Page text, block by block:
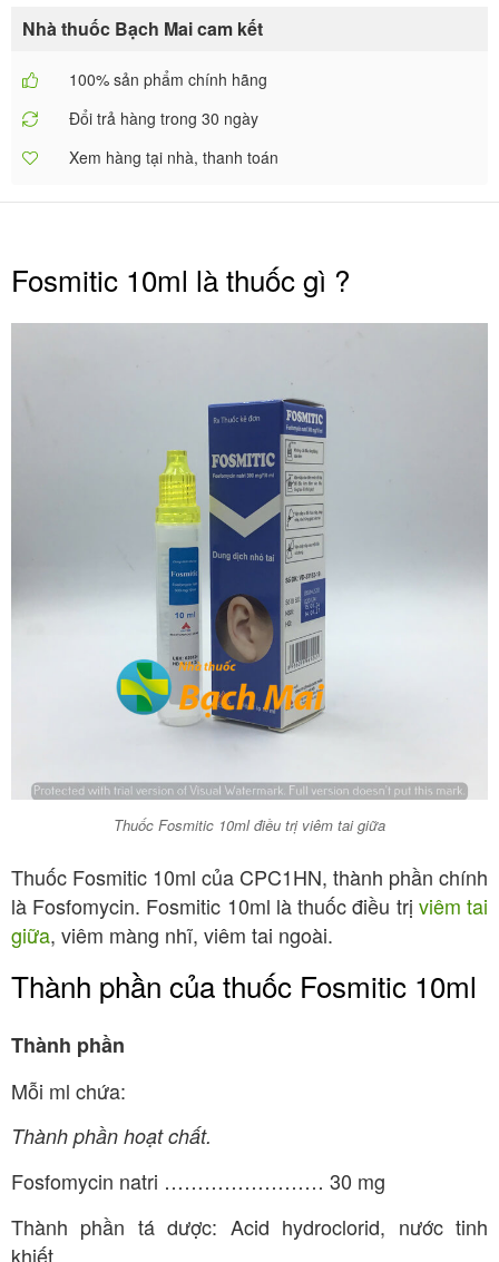
Nhà thuốc Bạch Mai cam kết
100% sản phẩm chính hãng
Đổi trả hàng trong 30 ngày
Xem hàng tại nhà, thanh toán
Fosmitic 10ml là thuốc gì ?
Thuốc Fosmitic 10ml điều trị viêm tai giữa
Thuốc Fosmitic 10ml của CPC1HN, thành phần chính
là Fosfomycin. Fosmitic 10ml là thuốc điều trị viêm tai
giữa, viêm màng nhĩ, viêm tai ngoài.
Thành phần của thuốc Fosmitic 10ml
Thành phần
Mỗi ml chứa:
Thành phần hoạt chất.
Fosfomycin natri …………………… 30 mg
Thành phần tá dược: Acid hydroclorid, nước tinh
khiết.